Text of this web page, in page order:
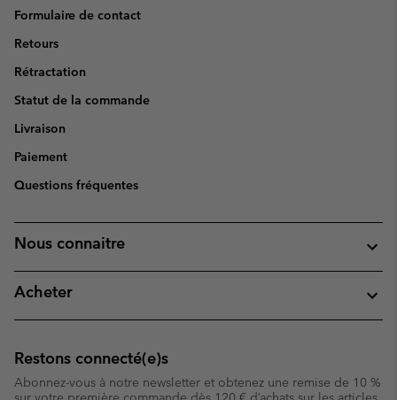
SEARCH
Formulaire de contact
Retours
Rétractation
Statut de la commande
Livraison
Paiement
Questions fréquentes
Nous connaitre
Acheter
Restons connecté(e)s
Abonnez-vous à notre newsletter et obtenez une remise de 10 %